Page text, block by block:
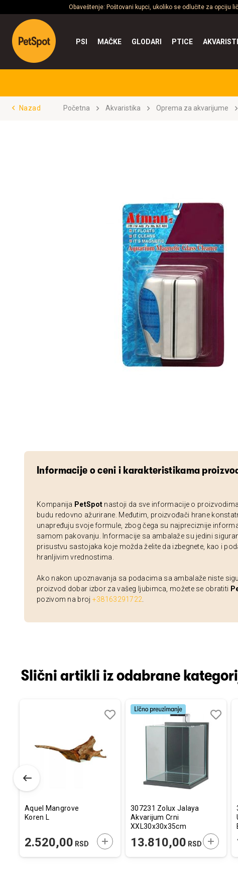
Obaveštenje: Poštovani kupci, ukoliko se odlučite za opciju
PSI MAČKE GLODARI PTICE
Nazad Početna Akvaristika Oprema za akvarijume
Informacije o ceni i karakteristikama
Kompanija PetSpot nastoji da sve informacije o
budu redovno ažurirane. Međutim, proizvođači hrane
unapređuju svoje formule, zbog čega su najpreciznije
samom pakovanju. Informacije sa ambalaže su jedini
prisustvu sastojaka koje možda želite da izbegnete, kao i
hranljivim vrednostima.
Ako nakon upoznavanja sa podacima sa ambalaže niste
proizvod dobar izbor za vašeg ljubimca, možete se obratiti
pozivom na broj +38163291722
Slični artikli iz odabrane
U KORPU
Aquel Mangrove
Koren L
2.520,00 RSD DODAJTE U KORPU
307231 Zolux Jalaya
Akvarijum Crni
XXL30x30x35cm
13.810,00 RSD